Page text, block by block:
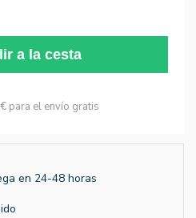
a la cesta
para el envío gratis
en 24-48 horas